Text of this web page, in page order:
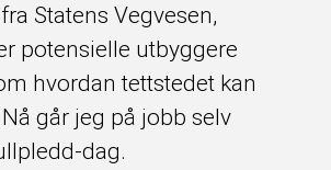
Statens Vegvesen,
potensielle utbyggere
hvordan tettstedet kan
går jeg på jobb selv
dag.